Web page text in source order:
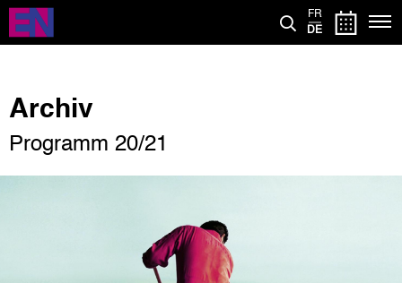
Direkt
zum
Inhalt
FR
DE
Archiv
Programm 20/21